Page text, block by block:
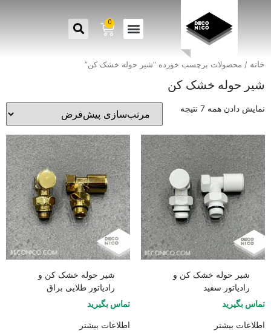
0
خانه / محصولات برچسب خورده “شیر حوله خشک کن”
شیر حوله خشک کن
نمایش دادن همه 7 نتیجه
شیر حوله خشک کن و
رادیاتور سفید
تماس بگیرید
اطلاعات بیشتر
شیر حوله خشک کن و
رادیاتور طلایی براق
تماس بگیرید
اطلاعات بیشتر